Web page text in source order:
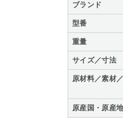
ブランド
型番
重量
サイズ／寸法
原材料／素材
原産国・原産